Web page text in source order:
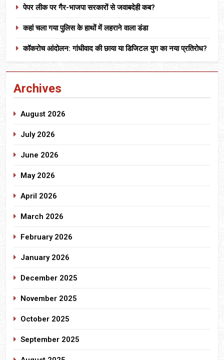
पेपर लीक पर गैर-भाजपा सरकारों से जवाबदेही कब?
कहां चला गया पुलिस के हाथों में लहराने वाला डंडा
कॉकरोच आंदोलन: गांधीवाद की छाया या डिजिटल युग का नया प्रतिरोध?
Archives
August 2026
July 2026
June 2026
May 2026
April 2026
March 2026
February 2026
January 2026
December 2025
November 2025
October 2025
September 2025